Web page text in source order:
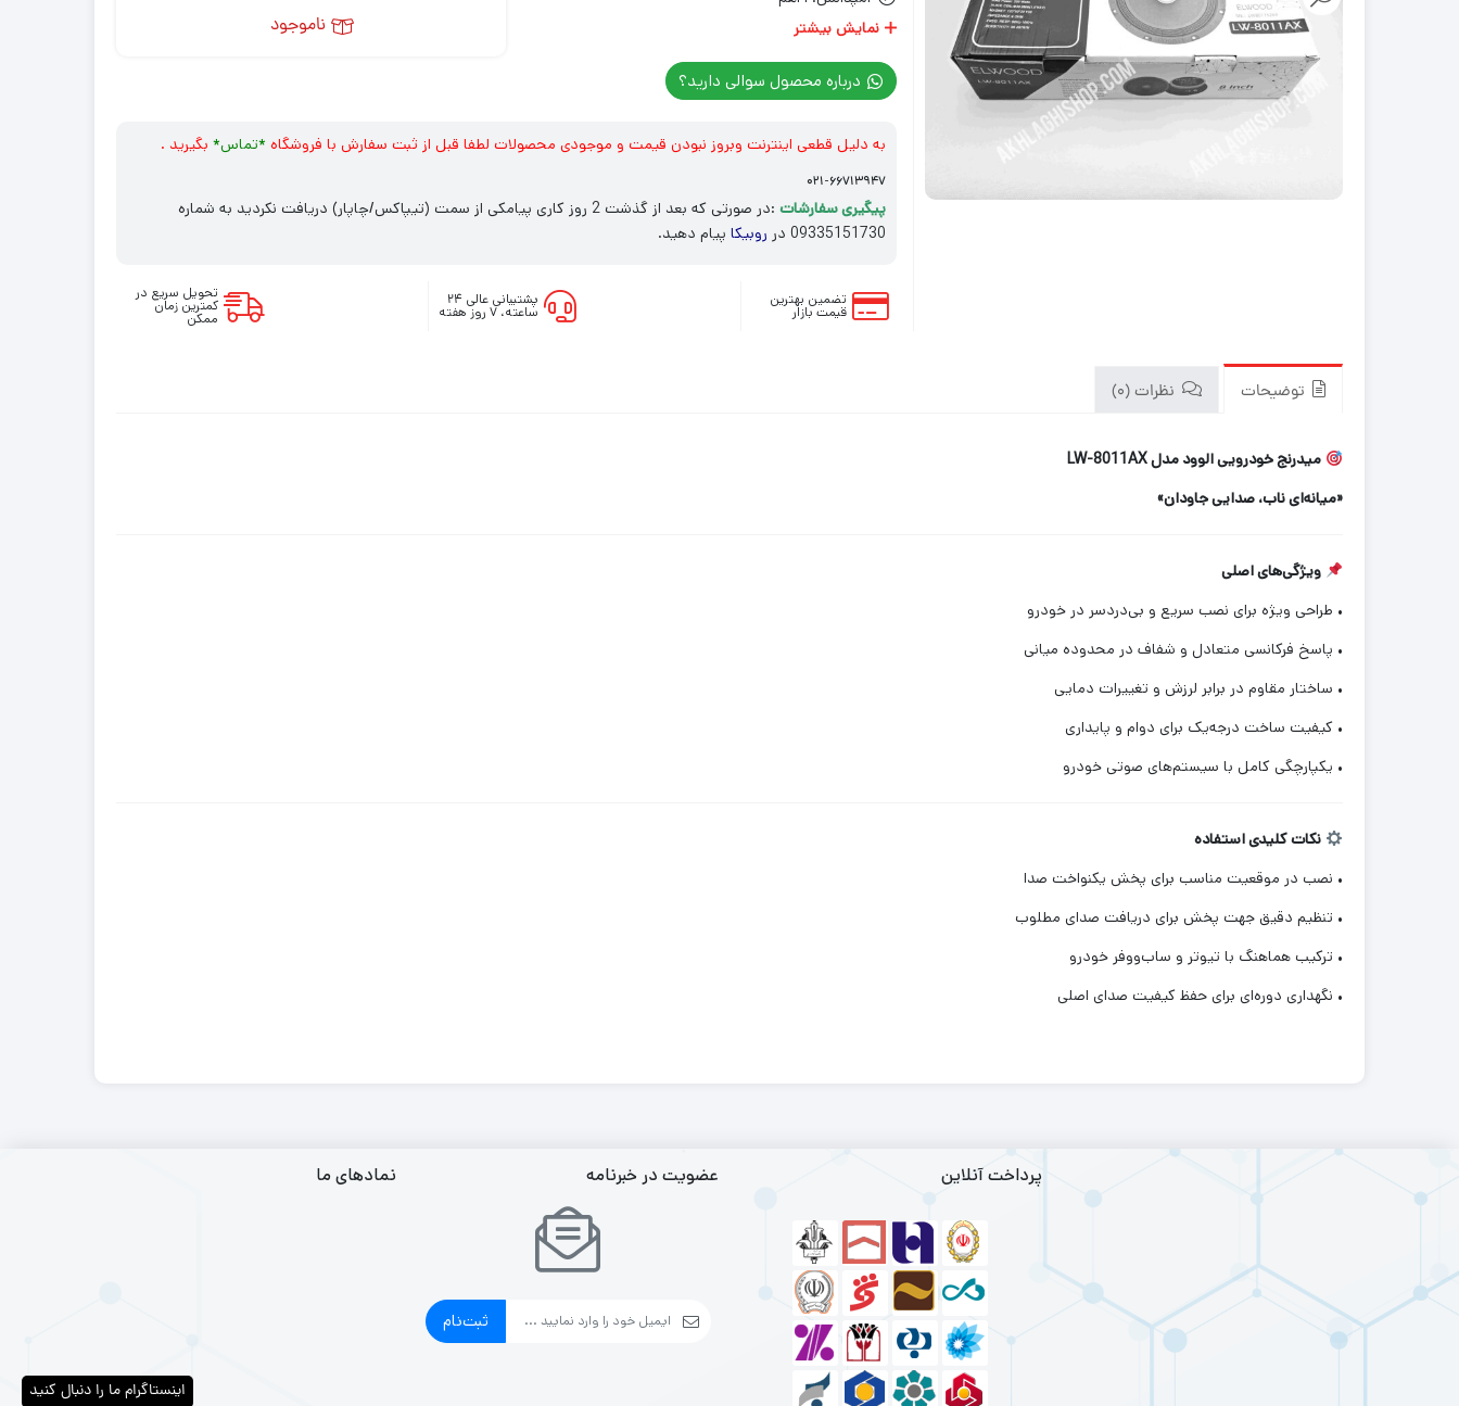
حساسیت:96db
سایز:8 اینچ
نمایش بیشتر
درباره محصول سوالی دارید؟
ناموجود
به دلیل قطعی اینترنت وبروز نبودن قیمت و موجودی محصولات لطفا قبل از ثبت سفارش با فروشگاه *تماس* بگیرید .
۰۲۱-۶۶۷۱۳۹۴۷
پیگیری سفارشات
:در صورتی که بعد از گذشت 2 روز کاری پیامکی از سمت (تیپاکس/چاپار) دریافت نکردید به شماره
09335151730 در
روبیکا پیام دهید.
تضمین بهترین
قیمت بازار
پشتیبانی عالی ۲۴
ساعته، ۷ روز هفته
تحویل سریع در
کمترین زمان
ممکن
توضیحات نظرات (0)
میدرنج خودرویی الوود مدل LW-8011AX
«میانه‌ای ناب، صدایی جاودان»
ویژگی‌های اصلی
• طراحی ویژه برای نصب سریع و بی‌دردسر در خودرو
• پاسخ فرکانسی متعادل و شفاف در محدوده میانی
• ساختار مقاوم در برابر لرزش و تغییرات دمایی
• کیفیت ساخت درجه‌یک برای دوام و پایداری
• یکپارچگی کامل با سیستم‌های صوتی خودرو
نکات کلیدی استفاده
• نصب در موقعیت مناسب برای پخش یکنواخت صدا
• تنظیم دقیق جهت پخش برای دریافت صدای مطلوب
• ترکیب هماهنگ با تیوتر و ساب‌ووفر خودرو
• نگهداری دوره‌ای برای حفظ کیفیت صدای اصلی
پرداخت آنلاین عضویت در خبرنامه
ثبت‌نام
نمادهای ما
اینستاگرام ما را دنبال کنید